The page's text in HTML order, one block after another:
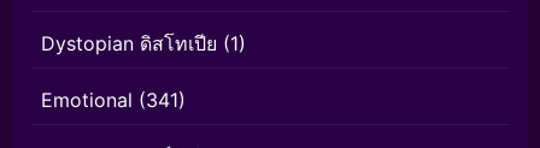
Dystopian ดิสโทเปีย (1)
Emotional (341)